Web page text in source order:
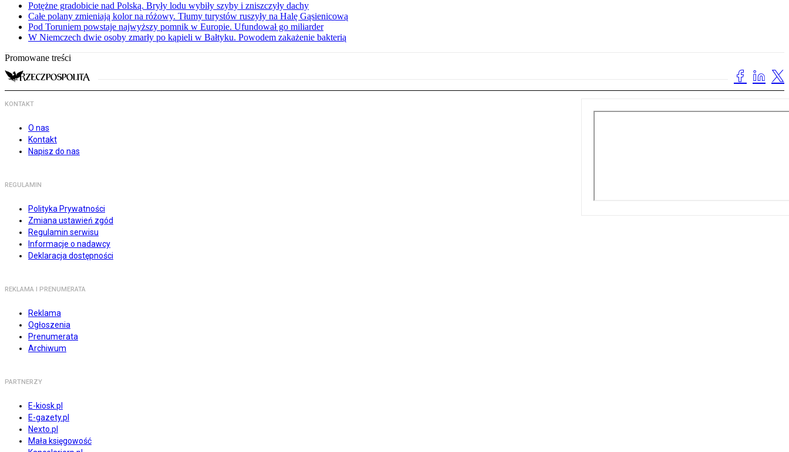
Potężne gradobicie nad Polską. Bryły lodu wybiły szyby i zniszczyły dachy
Całe polany zmieniają kolor na różowy. Tłumy turystów ruszyły na Halę Gąsienicową
Pod Toruniem powstaje najwyższy pomnik w Europie. Ufundował go miliarder
W Niemczech dwie osoby zmarły po kąpieli w Bałtyku. Powodem zakażenie bakterią
Promowane treści
KONTAKT
O nas
Kontakt
Napisz do nas
REGULAMIN
Polityka Prywatności
Zmiana ustawień zgód
Regulamin serwisu
Informacje o nadawcy
Deklaracja dostępności
REKLAMA I PRENUMERATA
Reklama
Ogłoszenia
Prenumerata
Archiwum
PARTNERZY
E-kiosk.pl
E-gazety.pl
Nexto.pl
Mała księgowość